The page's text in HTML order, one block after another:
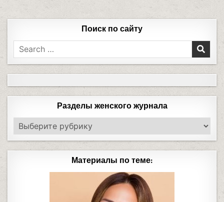
Поиск по сайту
Разделы женского журнала
Материалы по теме: